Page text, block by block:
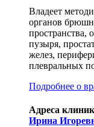
Владеет
органов
пространства,
пузыря,
желез,
плевральных
Подробнее о
Адреса
Ирина